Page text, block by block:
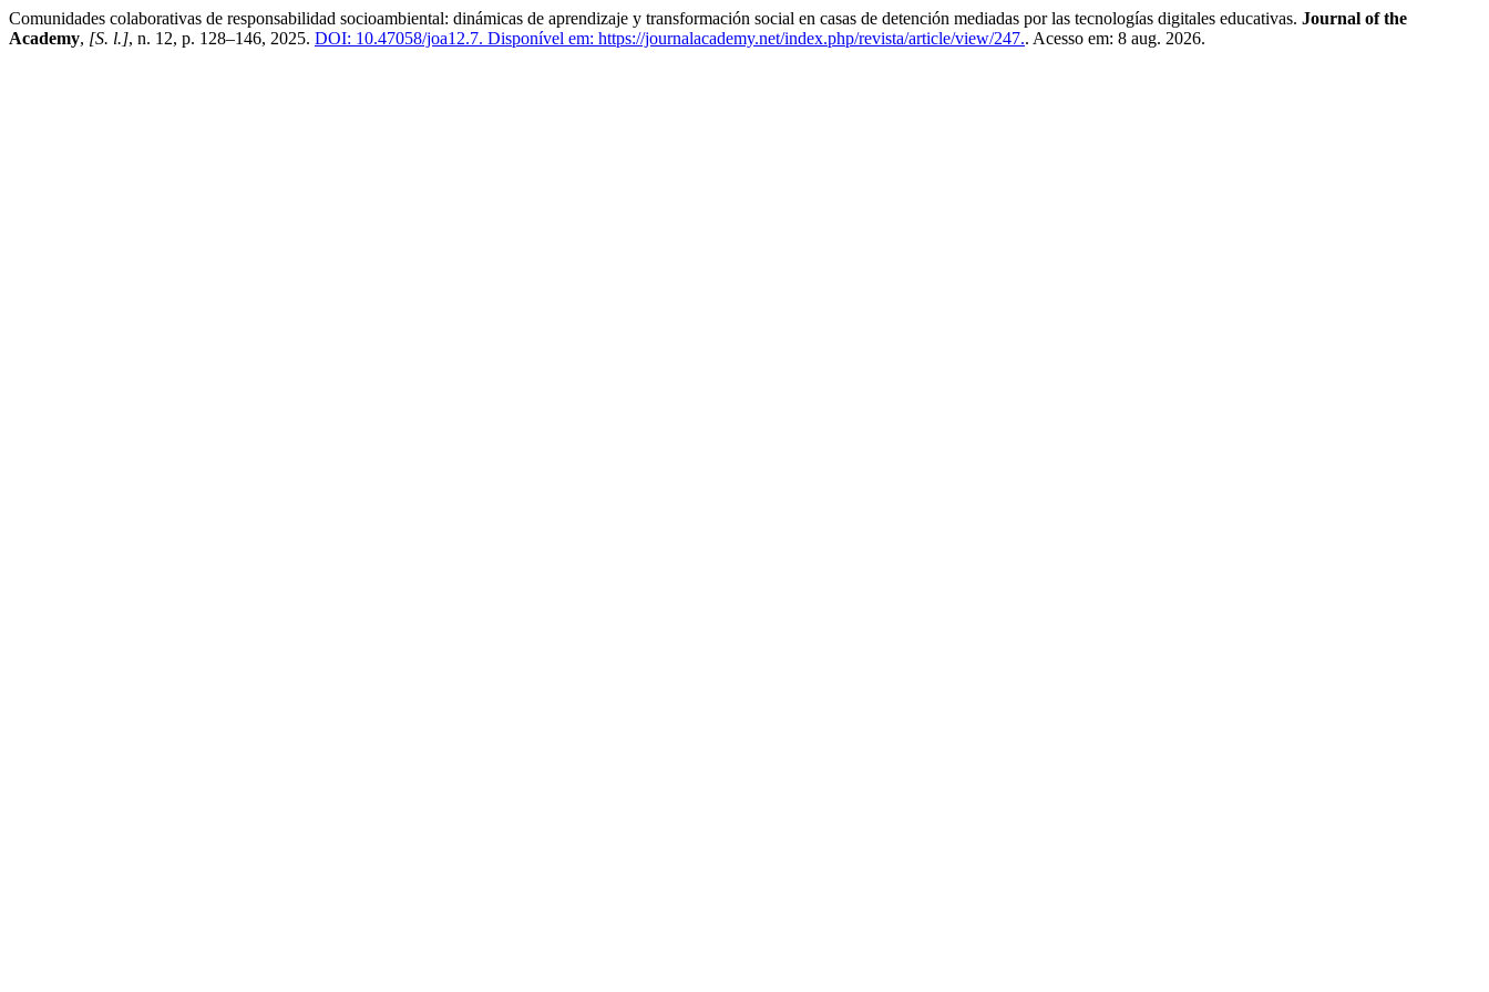
Comunidades colaborativas de responsabilidad socioambiental: dinámicas de aprendizaje y transformación social en casas de detención mediadas por las tecnologías digitales educativas. Journal of the
Academy, [S. l.], n. 12, p. 128–146, 2025. DOI: 10.47058/joa12.7. Disponível em: https://journalacademy.net/index.php/revista/article/view/247.. Acesso em: 8 aug. 2026.